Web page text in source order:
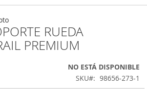
RUEDA
PREMIUM
NO ESTÁ DISPONIBLE
SKU
98656-273-1